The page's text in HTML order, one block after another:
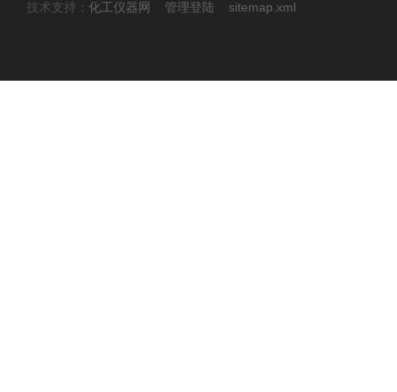
技术支持： 化工仪器网 管理登陆 sitemap.xml